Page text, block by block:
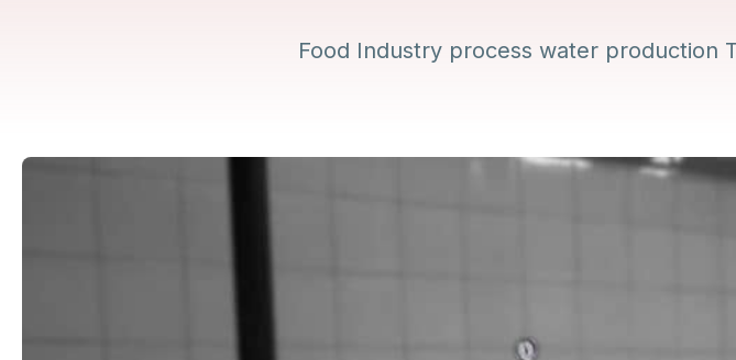
Food Industry process water production